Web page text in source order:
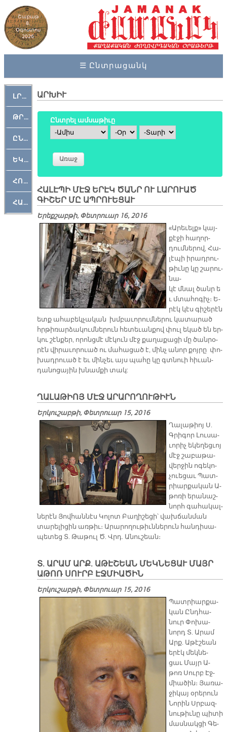
Շաբաթ
8,
Օգոստոս
2026
☰ Ընտրացանկ
ԼՐԱՀՈՍ
ԹՐՔԱՀԱՅ ԿԵԱՆՔ
ԸՆԿԵՐԱՄՇԱԿՈՒԹԱՅԻՆ
ԵԿԵՂԵՑԱԿԱՆ
ՀՈԳԵՄՏԱՒՈՐ
ՀԱՐԹԱԿ
ԱՐԽԻՒ
Ընտրել ամսաթիւը
Ամիս
Օր Տարի
ՀԱԼԷՊԻ ՄԷՋ ԵՐԷԿ ԾԱՆՐ ՈՒ ԼԱՐՈՒԱԾ
ԳԻՇԵՐ ՄԸ ԱՊՐՈՒԵՑԱՒ
Երեքշաբթի, Փետրուար 16, 2016
«Ա­րե­ւելք» կայ­
քէ­ջի հա­ղոր­
դում­նե­րով, Հա­
լէ­պի ի­րադ­րու­
թիւ­նը կը շա­րու­
նա­
կէ մնալ ծանր ե
ւ մտա­հո­գիչ։ Ե­
րէկ կէս գի­շե­րէն
ետք ա­հա­բեկ­չա­կան խմբա­ւո­րում­նե­րու կա­տա­րած
հրթի­ռար­ձա­կում­նե­րուն հե­տե­ւան­քով փուլ ե­կած են եր­
կու շէն­քեր, ո­րոնց­մէ մէ­կուն մէջ քա­ղա­քա­ցի մը ծան­րօ­
րէն վի­րա­ւո­րուած ու մա­հա­ցած է, մինչ ա­նոր քոյ­րը փո­
խադ­րուած է եւ մին­չեւ այս պա­հը կը գտնուի հի­ւան­
դա­նո­ցա­յին խնամ­քի տակ:
ՂԱԼԱԹԻՈՅ ՄԷՋ ԱՐԱՐՈՂՈՒԹԻՒՆ
Երկուշաբթի, Փետրուար 15, 2016
Ղա­լա­թիոյ Ս.
Գրի­գոր Լու­սա­
ւո­րիչ ե­կե­ղեց­ւոյ
մէջ շա­բա­թա­
վեր­ջին ո­գե­կո­
չուե­ցաւ Պատ­
րիար­քա­կան Ա­
թո­ռի ե­րա­նաշ­
նորհ գա­հա­կալ­
նե­րէն Յով­հան­նէս Կո­լոտ Բա­ղի­շե­ցի՝ վախ­ճան­ման
տա­րե­լի­ցին առ­թիւ։ Ա­րա­րո­ղու­թիւն­նե­րուն հան­դի­սա­
պե­տեց Տ. Թա­թուլ Ծ. Վրդ. Ա­նու­շեան։
Տ. ԱՐԱՄ ԱՐՔ. ԱԹԷՇԵԱՆ ՄԵԿՆԵՑԱՒ ՄԱՅՐ
ԱԹՈՌ ՍՈՒՐԲ ԷՋՄԻԱԾԻՆ
Երկուշաբթի, Փետրուար 15, 2016
Պատ­րիար­քա­
կան Ընդ­հա­
նուր Փո­խա­
նորդ Տ. Ա­րամ
Արք. Ա­թէ­շեան
ե­րէկ մեկ­նե­
ցաւ Մայր Ա­
թոռ Սուրբ Էջ­
միա­ծին։ Յա­ռա­
ջի­կայ օ­րե­րուն
Նո­րին Սրբազ­
նու­թիւ­նը պի­տի
մաս­նակ­ցի Գե­